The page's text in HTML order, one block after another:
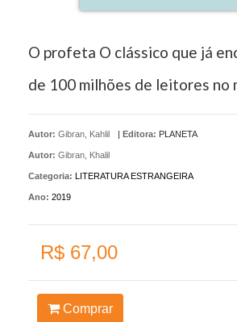
O profeta O clássico que já
de 100 milhões de leitores no
Autor: Gibran, Kahlil
Autor: Gibran, Khalil
Editora: PLANETA
Categoria: LITERATURA ESTRANGEIRA
Ano: 2019
R$ 67,00
Comprar